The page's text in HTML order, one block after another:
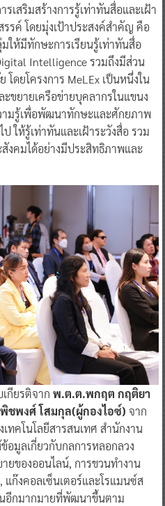
เสริมสร้างการรู้เท่าทันสื่อและเฝ้า
รค์ โดยมุ่งเป้าประสงค์สำคัญ คือ
ให้มีทักษะการเรียนรู้เท่าทันสื่อ
Intelligence รวมถึงมีส่วน
โดยโครงการ MeLEx เป็นหนึ่งใน
ขยายเครือข่ายบุคลากรในแขนง
ามรู้เพื่อพัฒนาทักษะและศักยภาพ
ให้รู้เท่าทันและเฝ้าระวังสื่อ รวม
งคมได้อย่างมีประสิทธิภาพและ
กียรติจาก พ.ต.ต.พกฤต กฤติยา
ชพงศ์ โสมกุล(ผู้กองไอซ์) จาก
คโนโลยีสารสนเทศ สำนักงาน
อมูลเกี่ยวกับกลการหลอกลวง
ยของออนไลน์, การชวนทำงาน
แก๊งคอลเซ็นเตอร์และโรแมนซ์ส
อีกมากมายที่พัฒนาขึ้นตาม